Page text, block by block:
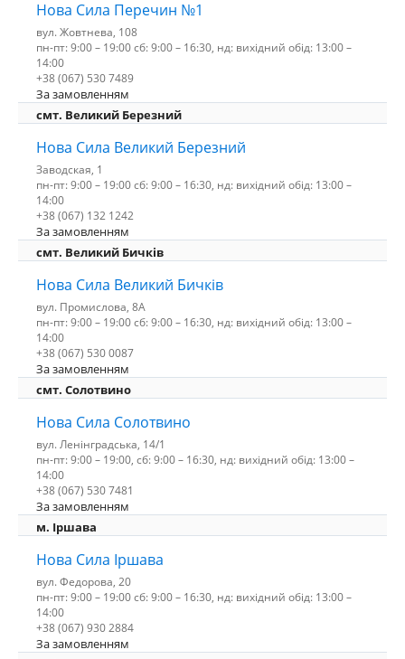
Нова Сила Перечин №1
вул. Жовтнева, 108
пн-пт: 9:00 – 19:00 сб: 9:00 – 16:30, нд: вихідний обід: 13:00 –
14:00
+38 (067) 530 7489
За замовленням
смт. Великий Березний
Нова Сила Великий Березний
Заводская, 1
пн-пт: 9:00 – 19:00 сб: 9:00 – 16:30, нд: вихідний обід: 13:00 –
14:00
+38 (067) 132 1242
За замовленням
смт. Великий Бичків
Нова Сила Великий Бичків
вул. Промислова, 8А
пн-пт: 9:00 – 19:00 сб: 9:00 – 16:30, нд: вихідний обід: 13:00 –
14:00
+38 (067) 530 0087
За замовленням
смт. Солотвино
Нова Сила Солотвино
вул. Ленінградська, 14/1
пн-пт: 9:00 – 19:00, сб: 9:00 – 16:30, нд: вихідний обід: 13:00 –
14:00
+38 (067) 530 7481
За замовленням
м. Іршава
Нова Сила Іршава
вул. Федорова, 20
пн-пт: 9:00 – 19:00 сб: 9:00 – 16:30, нд: вихідний обід: 13:00 –
14:00
+38 (067) 930 2884
За замовленням